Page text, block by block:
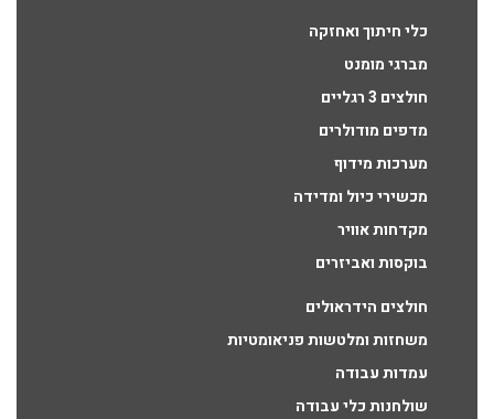
כלי חיתוך ואחזקה
מברגי מומנט
חולצים 3 רגליים
מדפים מודולרים
מערכות מידוף
מכשירי כיול ומדידה
מקדחות אוויר
בוקסות ואביזרים
חולצים הידראולים
משחזות ומלטשות פניאומטיות
עמדות עבודה
שולחנות כלי עבודה